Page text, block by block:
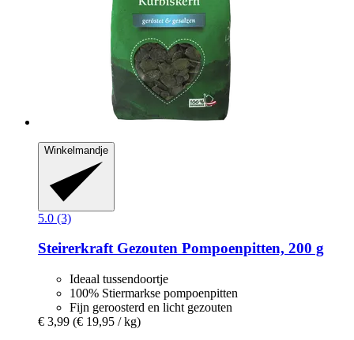
Winkelmandje
5.0 (3)
SteirerkraftGezouten Pompoenpitten, 200 g
Ideaal tussendoortje
100% Stiermarkse pompoenpitten
Fijn geroosterd en licht gezouten
€ 3,99 (€ 19,95 / kg)